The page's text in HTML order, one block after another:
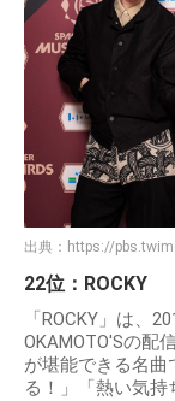
出典： https://
22位：ROCKY
「ROCKY」は、
OKAMOTO'Sの配
が堪能できる名曲
る！」「熱い気持